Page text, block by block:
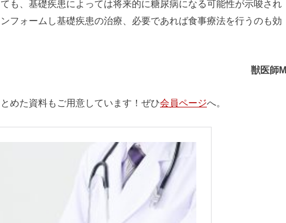
も、基礎疾患によっては将来的に糖尿病になる可能性が示唆され
フォームし基礎疾患の治療、必要であれば食事療法を行うのも効
獣医師M
めた資料もご用意しています！ぜひ会員ページへ。